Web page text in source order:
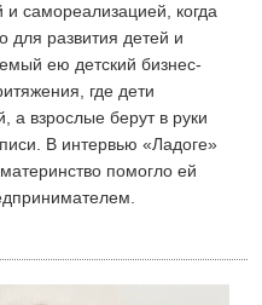
самореализацией, когда
для развития детей и
ею детский бизнес-
где дети
а взрослые берут в руки
В интервью «Ладоге»
помогло ей